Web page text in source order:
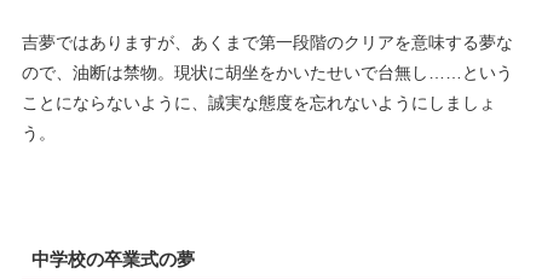
吉夢ではありますが、あくまで第一段階のクリアを意味する夢な
ので、油断は禁物。現状に胡坐をかいたせいで台無し……という
ことにならないように、誠実な態度を忘れないようにしましょ
う。
中学校の卒業式の夢